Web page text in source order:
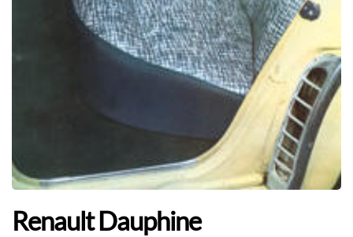
Renault Dauphine